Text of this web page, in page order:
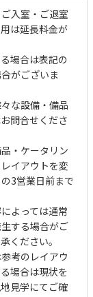
入室・ご退室
は延長料金が
場合は表記の
がございま
な設備・備品
問合せくださ
・ケータリン
イアウトを変
3営業日前まで
よっては通常
する場合がご
ください。
考のレイアウ
場合は現状を
見学にてご確